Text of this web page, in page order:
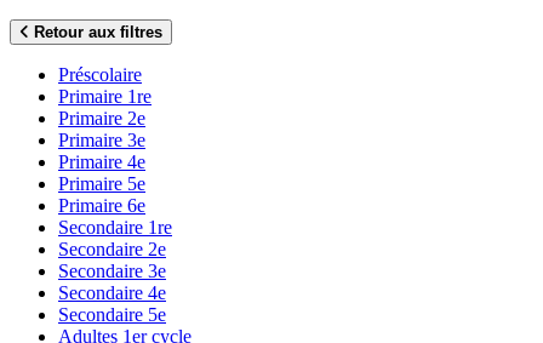
Retour aux filtres
Préscolaire
Primaire 1re
Primaire 2e
Primaire 3e
Primaire 4e
Primaire 5e
Primaire 6e
Secondaire 1re
Secondaire 2e
Secondaire 3e
Secondaire 4e
Secondaire 5e
Adultes 1er cycle